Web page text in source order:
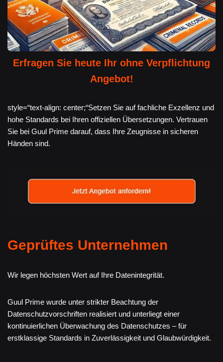
Erfragen Sie heute Ihr ohne Verpflichtung
Angebot!
style=“text-align: center;“Setzen Sie auf fachliche Exzellenz und
hohe Standards bei Ihren offiziellen Übersetzungen. Vertrauen
Sie bei Guul Prime darauf, dass Ihre Zeugnisse in sicheren
Händen sind.
Geprüftes Unternehmen
Wir legen höchsten Wert auf Ihre Datenintegrität.
Guul Prime wurde unter strikter Beachtung der
Datenschutzvorschriften realisiert und unterliegt einer
kontinuierlichen Überwachung des Datenschutzes – für
erstklassige Standards in Zuverlässigkeit und Glaubwürdigkeit.